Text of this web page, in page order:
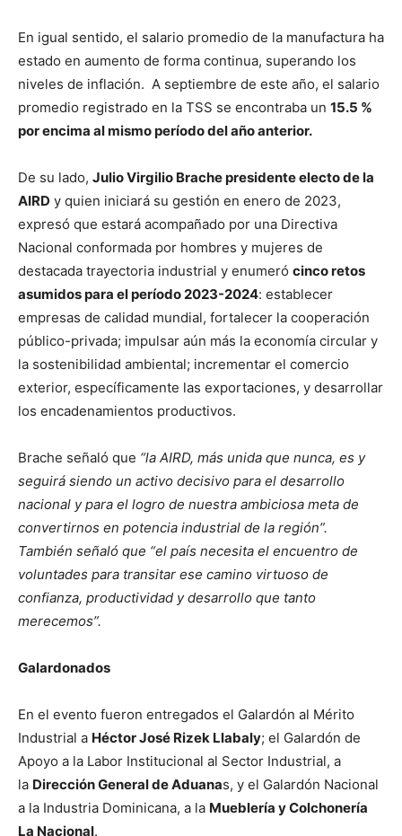
En igual sentido, el salario promedio de la manufactura ha
estado en aumento de forma continua, superando los
niveles de inflación. A septiembre de este año, el salario
promedio registrado en la TSS se encontraba un 15.5 %
por encima al mismo período del año anterior.
De su lado, Julio Virgilio Brache presidente electo de la
AIRD y quien iniciará su gestión en enero de 2023,
expresó que estará acompañado por una Directiva
Nacional conformada por hombres y mujeres de
destacada trayectoria industrial y enumeró cinco retos
asumidos para el período 2023-2024: establecer
empresas de calidad mundial, fortalecer la cooperación
público-privada; impulsar aún más la economía circular y
la sostenibilidad ambiental; incrementar el comercio
exterior, específicamente las exportaciones, y desarrollar
los encadenamientos productivos.
Brache señaló que “la AIRD, más unida que nunca, es y
seguirá siendo un activo decisivo para el desarrollo
nacional y para el logro de nuestra ambiciosa meta de
convertirnos en potencia industrial de la región”.
También señaló que “el país necesita el encuentro de
voluntades para transitar ese camino virtuoso de
confianza, productividad y desarrollo que tanto
merecemos”.
Galardonados
En el evento fueron entregados el Galardón al Mérito
Industrial a Héctor José Rizek Llabaly; el Galardón de
Apoyo a la Labor Institucional al Sector Industrial, a
la Dirección General de Aduanas, y el Galardón Nacional
a la Industria Dominicana, a la Mueblería y Colchonería
La Nacional.